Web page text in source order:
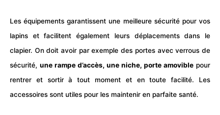
Les équipements garantissent une meilleure sécurité pour vos
lapins et facilitent également leurs déplacements dans le
clapier. On doit avoir par exemple des portes avec verrous de
sécurité, une rampe d’accès, une niche, porte amovible pour
rentrer et sortir à tout moment et en toute facilité. Les
accessoires sont utiles pour les maintenir en parfaite santé.